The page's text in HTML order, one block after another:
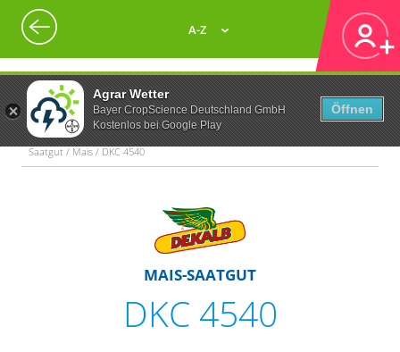
Agrar Wetter
Bayer CropScience Deutschland GmbH
Kostenlos bei Google Play
Öffnen
A-Z
Saatgut / Mais / DKC 4540
MAIS-SAATGUT
DKC 4540